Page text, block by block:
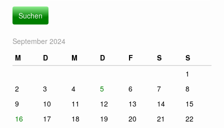
September 2024
M
D M D F S
S
1
2
3 4 5 6 7
8
9
10 11 12 13 14
15
16
17 18 19 20 21
22